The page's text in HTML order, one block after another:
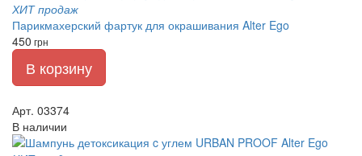
ХИТ продаж
Парикмахерский фартук для окрашивания Alter Ego
450 грн
В корзину
Арт. 03374
В наличии